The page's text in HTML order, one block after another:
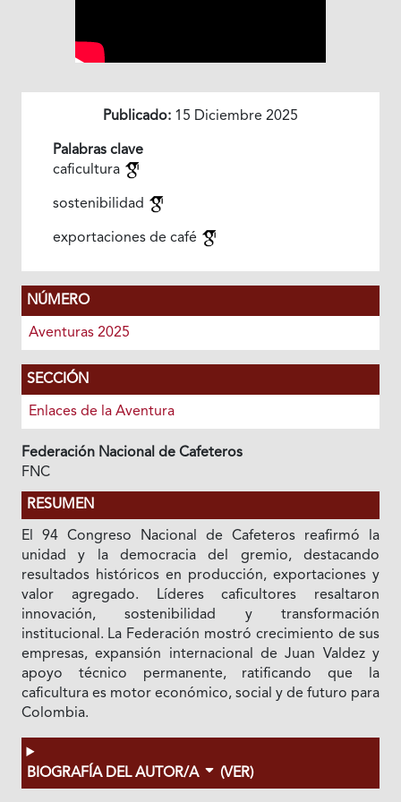
Publicado: 15 Diciembre 2025
Palabras clave
caficultura
sostenibilidad
exportaciones de café
NÚMERO
Aventuras 2025
SECCIÓN
Enlaces de la Aventura
Federación Nacional de Cafeteros
FNC
RESUMEN
El 94 Congreso Nacional de Cafeteros reafirmó la
unidad y la democracia del gremio, destacando
resultados históricos en producción, exportaciones y
valor agregado. Líderes caficultores resaltaron
innovación, sostenibilidad y transformación
institucional. La Federación mostró crecimiento de sus
empresas, expansión internacional de Juan Valdez y
apoyo técnico permanente, ratificando que la
caficultura es motor económico, social y de futuro para
Colombia.
BIOGRAFÍA DEL AUTOR/A (VER)